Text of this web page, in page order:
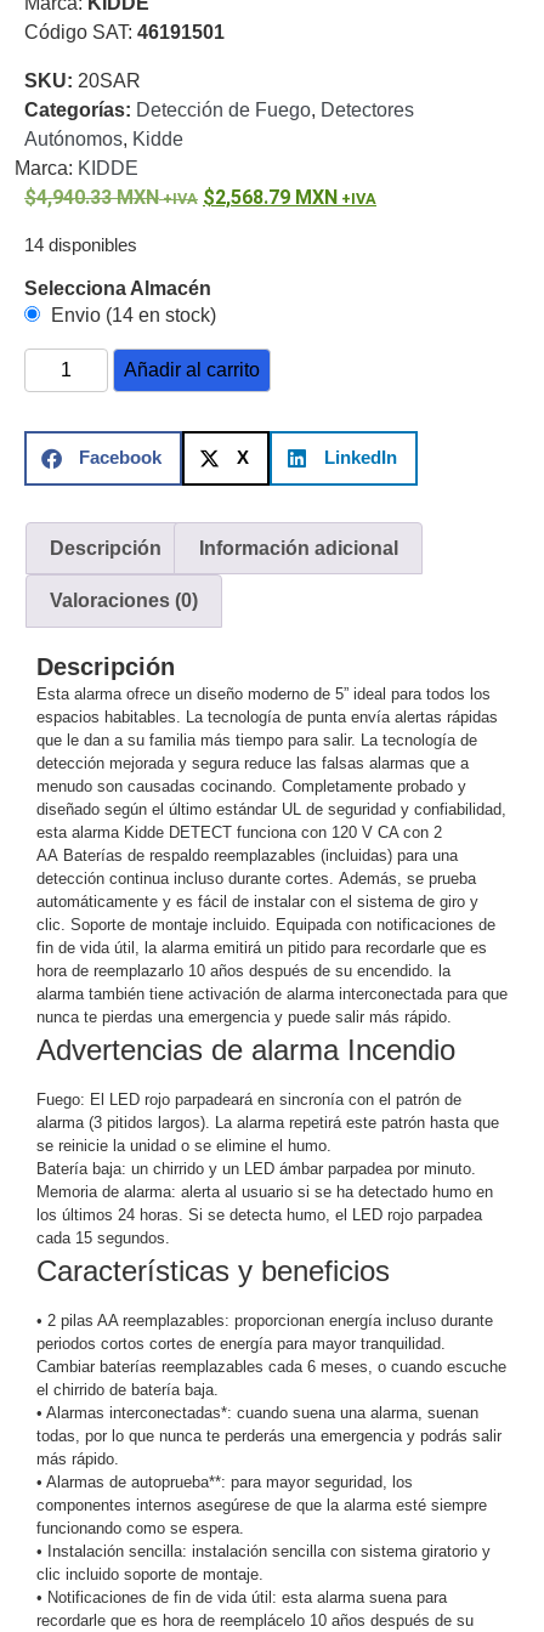
o
de
VideoTransceptores
de Video
Cables y
Conectores
a
RCAAudio
y
Coaxial y
ConectoresCables
Armados -
CoaxialCategoría
5eFibra
Alimentación
y
ElectricidadRG59
Tipo
CaPTelefónico
/ DVI /
HDMI
Cámaras
IP y NVRs
Ambientes
Salinos
(Anticorrosión)AntiexplosiónBalaCodificadores
y
Decodificadores
de
VideoCuboDomo
/ Eyeball /
TurretFisheye
y
MotorizadoNVRs
Network
Video
RecordersProfesionales
-
CajaPTZTérmicasWiFi
Inalámbricas
Cámaras
y DVRs
HD
TurboHD
/ AHD /
HD-TVI
Ambientes
SalinosAntiexplosión
/ Eyeball /
TurretEspecialesLente
Motorizado
Ocultas
Código SAT: 46191501
SKU: 20SAR
Categorías: Detección de Fuego, Detectores
Autónomos, Kidde
Marca: KIDDE
4,940.33MXN 2,568.79 MXN
14 disponibles
Selecciona Almacén
Envio (14 en stock)
Añadir al carrito
Facebook X LinkedIn
Descripción Información adicional
Valoraciones (0)
Descripción
Esta alarma ofrece un diseño moderno de 5” ideal para todos los
espacios habitables.
La tecnología de punta envía alertas rápidas
que le dan a su familia más tiempo para salir.
La tecnología de
detección mejorada y segura reduce las falsas alarmas que a
menudo son causadas cocinando. Completamente probado y
diseñado según el último estándar UL de seguridad y confiabilidad,
esta alarma Kidde DETECT funciona con 120 V CA con 2
AA Baterías de respaldo reemplazables (incluidas) para una
detección continua incluso durante cortes. Además, se prueba
automáticamente y es fácil de instalar con el sistema de giro y
clic. Soporte de montaje incluido . Equipada con notificaciones de
fin de vida útil, la alarma emitirá un pitido para recordarle que es
hora de reemplazarlo 10 años después de su encendido. la
alarma también tiene activación de alarma interconectada para que
nunca te pierdas una emergencia y puede salir más rápido.
Advertencias de alarma Incendio
Fuego: El LED rojo parpadeará en sincronía con el patrón de
alarma (3 pitidos largos).
La alarma repetirá este patrón hasta que
se reinicie la unidad o se elimine el humo.
Batería baja: un chirrido y un LED ámbar parpadea por minuto.
Memoria de alarma: alerta al usuario si se ha detectado humo en
los últimos 24 horas. Si se detecta humo, el LED rojo parpadea
cada 15 segundos.
Características y beneficios
• 2 pilas AA reemplazables: proporcionan energía incluso durante
periodos cortos cortes de energía para mayor tranquilidad.
Cambiar baterías reemplazables cada 6 meses, o cuando escuche
el chirrido de batería baja.
• Alarmas interconectadas*: cuando suena una alarma, suenan
todas, por lo que nunca te perderás una emergencia y podrás salir
más rápido.
• Alarmas de autoprueba**: para mayor seguridad, los
componentes internos asegúrese de que la alarma esté siempre
funcionando como se espera.
• Instalación sencilla: instalación sencilla con sistema giratorio y
clic incluido soporte de montaje.
• Notificaciones de fin de vida útil: esta alarma suena para
recordarle que es hora de reemplácelo 10 años después de su